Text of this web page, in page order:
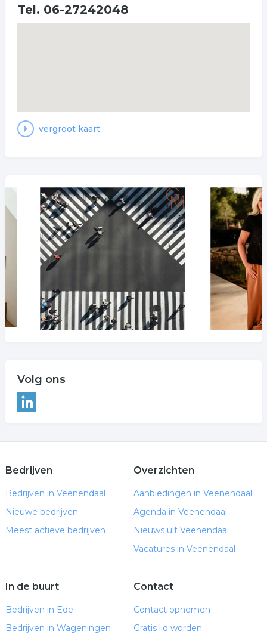
Tel. 06-27242048
vergroot kaart
Volg ons
Bedrijven
Bedrijven in Veenendaal
Nieuwe bedrijven
Meest actieve bedrijven
Overzichten
Aanbiedingen in Veenendaal
Agenda in Veenendaal
Nieuws uit Veenendaal
Vacatures in Veenendaal
In de buurt
Bedrijven in Ede
Bedrijven in Wageningen
Contact
Contact opnemen
Gratis lid worden